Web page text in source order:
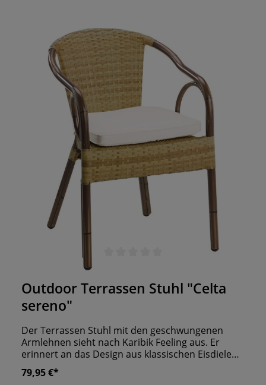
moderne Ästhetik. Das pulverbeschichtete
Aluminiumgestell sorgt für Stabilität und
Langlebigkeit, während die Armlehnen ein
zusätzliches Maß an Bequemlichkeit bieten. Bis zu
6 Stühle stapelbar UV- und Wetterbeständig
Durchschnittliche Bewertung von 0 von 5 Sternen
Outdoor Terrassen Stuhl "Celta
sereno"
Der Terrassen Stuhl mit den geschwungenen
Armlehnen sieht nach Karibik Feeling aus. Er
erinnert an das Design aus klassischen Eisdielen
mit dem Strohgeflecht und dem bambusartigen
Material. Idealerweise ist er aber für Ihren
79,95 €*